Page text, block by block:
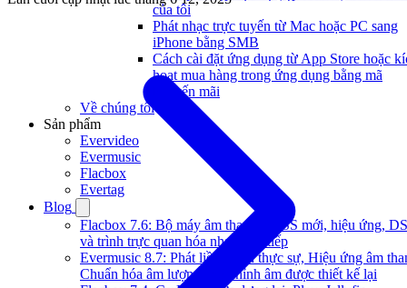
của tôi
Phát nhạc trực tuyến từ Mac hoặc PC sang
iPhone bằng SMB
Cách cài đặt ứng dụng từ App Store hoặc
hoạt mua hàng trong ứng dụng bằng mã
khuyến mãi
Về chúng tôi
Sản phẩm
Evervideo
Evermusic
Flacbox
Evertag
Blog
Flacbox 7.6: Bộ máy âm thanh BASS mới, hiệu ứng,
và trình trực quan hóa nhạc trực tiếp
Evermusic 8.7: Phát liền mạch thực sự, Hiệu ứng âm
Chuẩn hóa âm lượng, Bộ chỉnh âm được thiết kế lại